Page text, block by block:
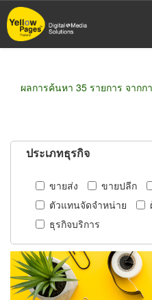
ข้าม
ไป
ผลการค้นหา 35 รายการ จาก
ประเภทธุรกิจ
ขายส่ง ขายปลีก
ตัวแทนจัดจำหน่าย
ธุรกิจบริการ